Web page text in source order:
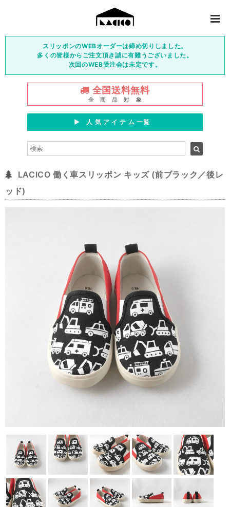
スリッポンのWEBオーダーは締め切りしました。
多くの皆様からご注文頂き誠に有難うございました。
次回のWEB受注会は未定です。
全国送料無料
全 商 品 対 象
▶︎ 人 気 ア イ テ ム 一覧
LACICO 働く車スリッポン キッズ (前ブラック／後レ
ッド)